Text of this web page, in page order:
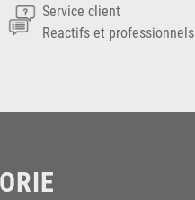
Service client
Reactifs et professionnels